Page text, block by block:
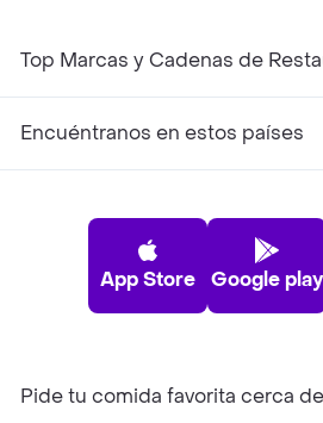
Top Marcas y Cadenas de
Encuéntranos en estos países
App Store Google play
Pide tu comida favorita cerca